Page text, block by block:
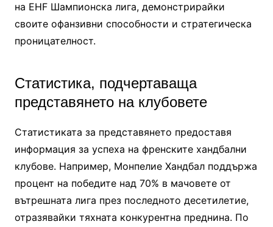
на EHF Шампионска лига, демонстрирайки
своите офанзивни способности и стратегическа
проницателност.
Статистика, подчертаваща
представянето на клубовете
Статистиката за представянето предоставя
информация за успеха на френските хандбални
клубове. Например, Монпелие Хандбал поддържа
процент на победите над 70% в мачовете от
вътрешната лига през последното десетилетие,
отразявайки тяхната конкурентна преднина. По